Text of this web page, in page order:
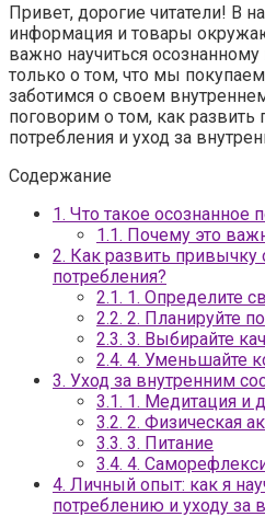
Привет, дорогие читатели! В
информация и товары
важно научиться
только о том, что мы
заботимся о своем
поговорим о том, как развить
потребления и уход за
Содержание
1. Что такое осознанное
1.1. Почему это
2. Как развить привычку
потребления?
2.1. 1. Определите
2.2. 2. Планируйте
2.3. 3. Выбирайте
2.4. 4. Уменьшайте
3. Уход за внутренним
3.1. 1. Медитация и
3.2. 2. Физическая
3.3. 3. Питание
3.4. 4.
4. Личный опыт: как я
потреблению и уходу за